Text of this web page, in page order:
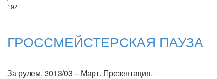
192
ГРОССМЕЙСТЕРСКАЯ ПАУЗА
За рулем, 2013/03 – Март. Презентация.